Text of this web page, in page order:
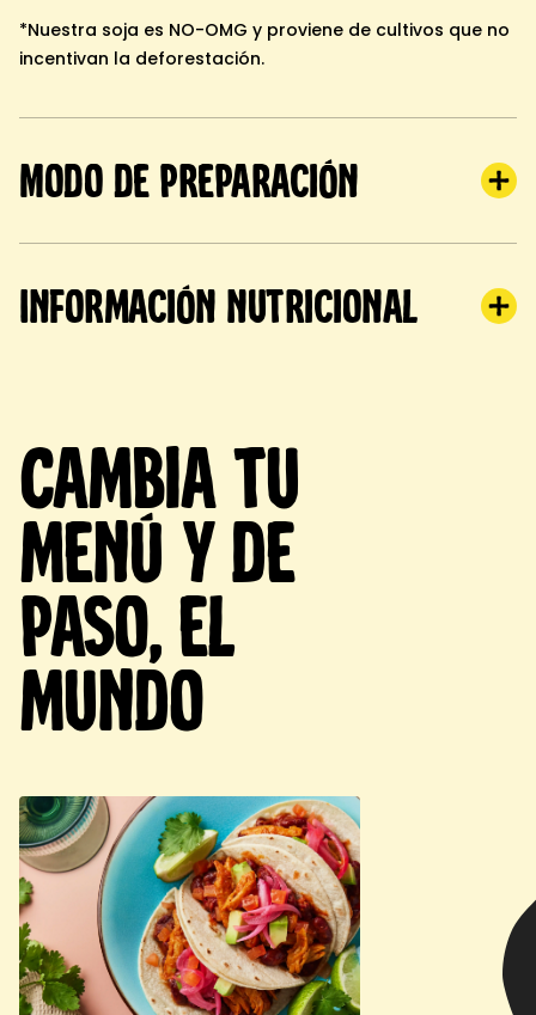
*Nuestra soja es NO-OMG y proviene de cultivos que no
incentivan la deforestación.
Modo de preparación
Información nutricional
Cambia tu
menú y de
paso, el
mundo